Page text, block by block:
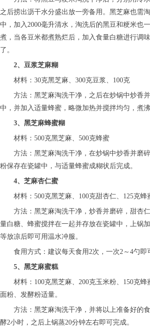
之后捞出沥干水分盛出放一旁备用。黑芝麻也需
中，加入2000毫升清水，淘洗后的黑豆和粳米也
煮，当各豆米都煮熟烂后，加入食量白糖进行调
了。
2、豆浆芝麻糊
材料：30克黑芝麻、300克豆浆、100克
方法：黑芝麻淘洗干净，之后在炒锅中炒香并
中，并加入适量蜂蜜，略微加热并搅拌均匀，煮沸
3、黑芝麻蜂蜜糊
材料：500克黑芝麻、500克蜂蜜
方法：黑芝麻淘洗干净，在炒锅中炒香并磨碎
粉保存在瓷罐中，与适量蜂蜜成糊状后完成。
4、芝麻杏仁蜜
材料：500克黑芝麻、100克甜杏仁、125克蜂
方法：黑芝麻淘洗干净，炒香并磨碎，甜杏仁
量白糖、蜂蜜搅拌在一起并存放在瓷罐中，上锅
等放凉后即可用温水冲服。
食用方式：建议每天食用2次，一次2～4勺即
5、黑芝麻蜜糕
材料：100克黑芝麻、200克玉米粉、150克蜂
面粉、发酵粉适量。
方法：黑芝麻淘洗干净，并将以上准备好的食
酵2小时，之后上锅蒸20分钟左右即可完成。